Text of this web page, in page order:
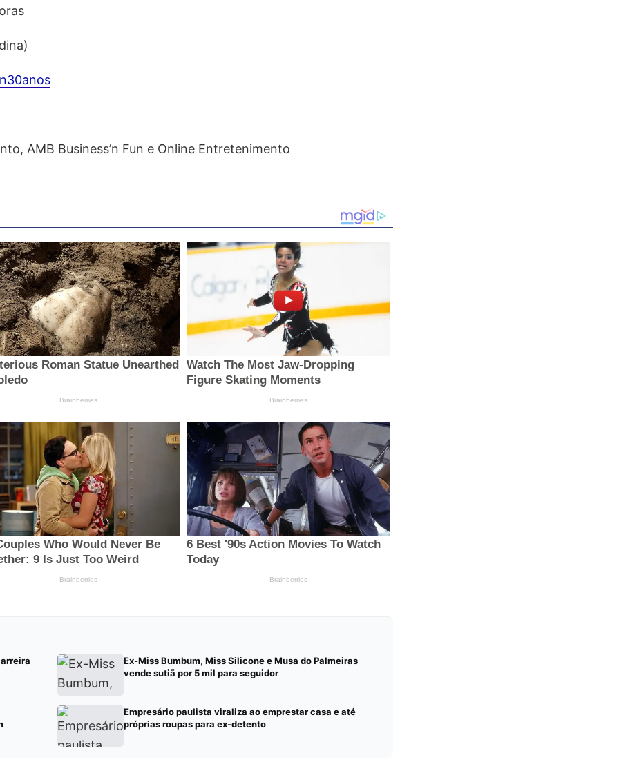
AMB Business’n Fun e Online Entretenimento
Ex-Miss Bumbum, Miss Silicone e Musa do Palmeiras
vende sutiã por 5 mil para seguidor
Empresário paulista viraliza ao emprestar casa e até
próprias roupas para ex-detento